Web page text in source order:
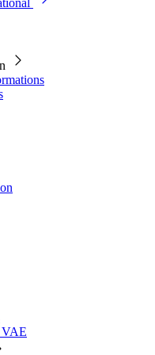
VAE